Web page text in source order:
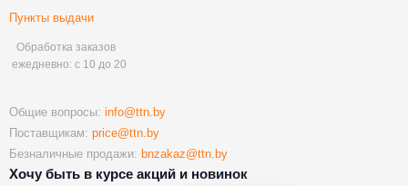
Пункты выдачи
Обработка заказов
ежедневно: с 10 до 20
Общие вопросы: info@ttn.by
Поставщикам: price@ttn.by
Безналичные продажи: bnzakaz@ttn.by
Хочу быть в курсе акций и новинок